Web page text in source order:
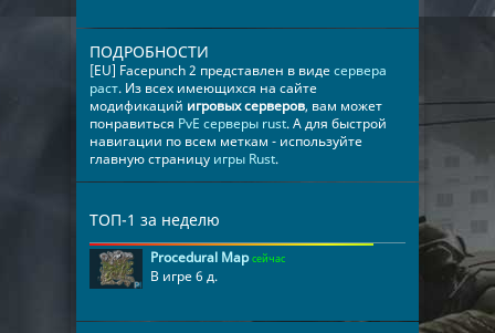
ПОДРОБНОСТИ
[EU] Facepunch 2 представлен в видесервера
раст. Из всех имеющихся на сайте
модификаций игровых серверов, вам может
понравиться PvE серверы rust. А для быстрой
навигации по всем меткам - используйте
главную страницу игры Rust.
ТОП-1 за неделю
Procedural Map сейчас
В игре 6 д.